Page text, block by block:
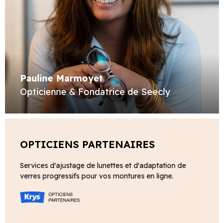
Pauline Marmoyet
Opticienne & Fondatrice de Seecly
OPTICIENS PARTENAIRES
Services d'ajustage de lunettes et d'adaptation de
verres progressifs pour vos montures en ligne.